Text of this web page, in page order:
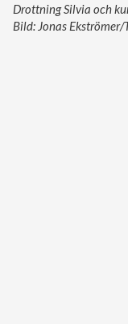
Drottning Silvia och
Bild: Jonas Ekströmer/